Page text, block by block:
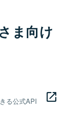
ま向け
る公式API